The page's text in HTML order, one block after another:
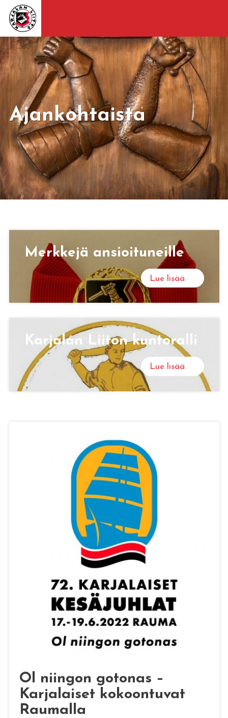
Ajankohtaista
Merk­ke­jä an­sioi­tu­neil­le
Lue lisää
Kar­ja­lan Lii­ton kun­to­ral­li
Lue lisää
Ol niingon gotonas –
Karjalaiset kokoontuvat
Raumalla